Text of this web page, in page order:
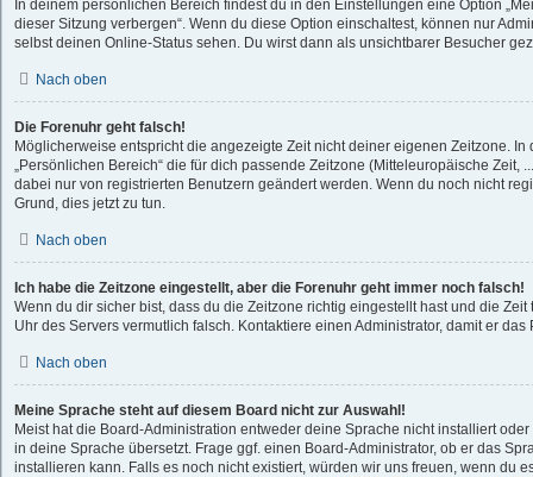
In deinem persönlichen Bereich findest du in den Einstellungen eine Option
dieser Sitzung verbergen“. Wenn du diese Option einschaltest, können nur
selbst deinen Online-Status sehen. Du wirst dann als unsichtbarer Besucher
Nach oben
Die Forenuhr geht falsch!
Möglicherweise entspricht die angezeigte Zeit nicht deiner eigenen Zeitzone. In
„Persönlichen Bereich“ die für dich passende Zeitzone (Mitteleuropäische Zeit,
dabei nur von registrierten Benutzern geändert werden. Wenn du noch nicht
Grund, dies jetzt zu tun.
Nach oben
Ich habe die Zeitzone eingestellt, aber die Forenuhr geht immer noch falsch!
Wenn du dir sicher bist, dass du die Zeitzone richtig eingestellt hast und die
Uhr des Servers vermutlich falsch. Kontaktiere einen Administrator, damit er
Nach oben
Meine Sprache steht auf diesem Board nicht zur Auswahl!
Meist hat die Board-Administration entweder deine Sprache nicht installiert
in deine Sprache übersetzt. Frage ggf. einen Board-Administrator, ob er das
installieren kann. Falls es noch nicht existiert, würden wir uns freuen, wenn du